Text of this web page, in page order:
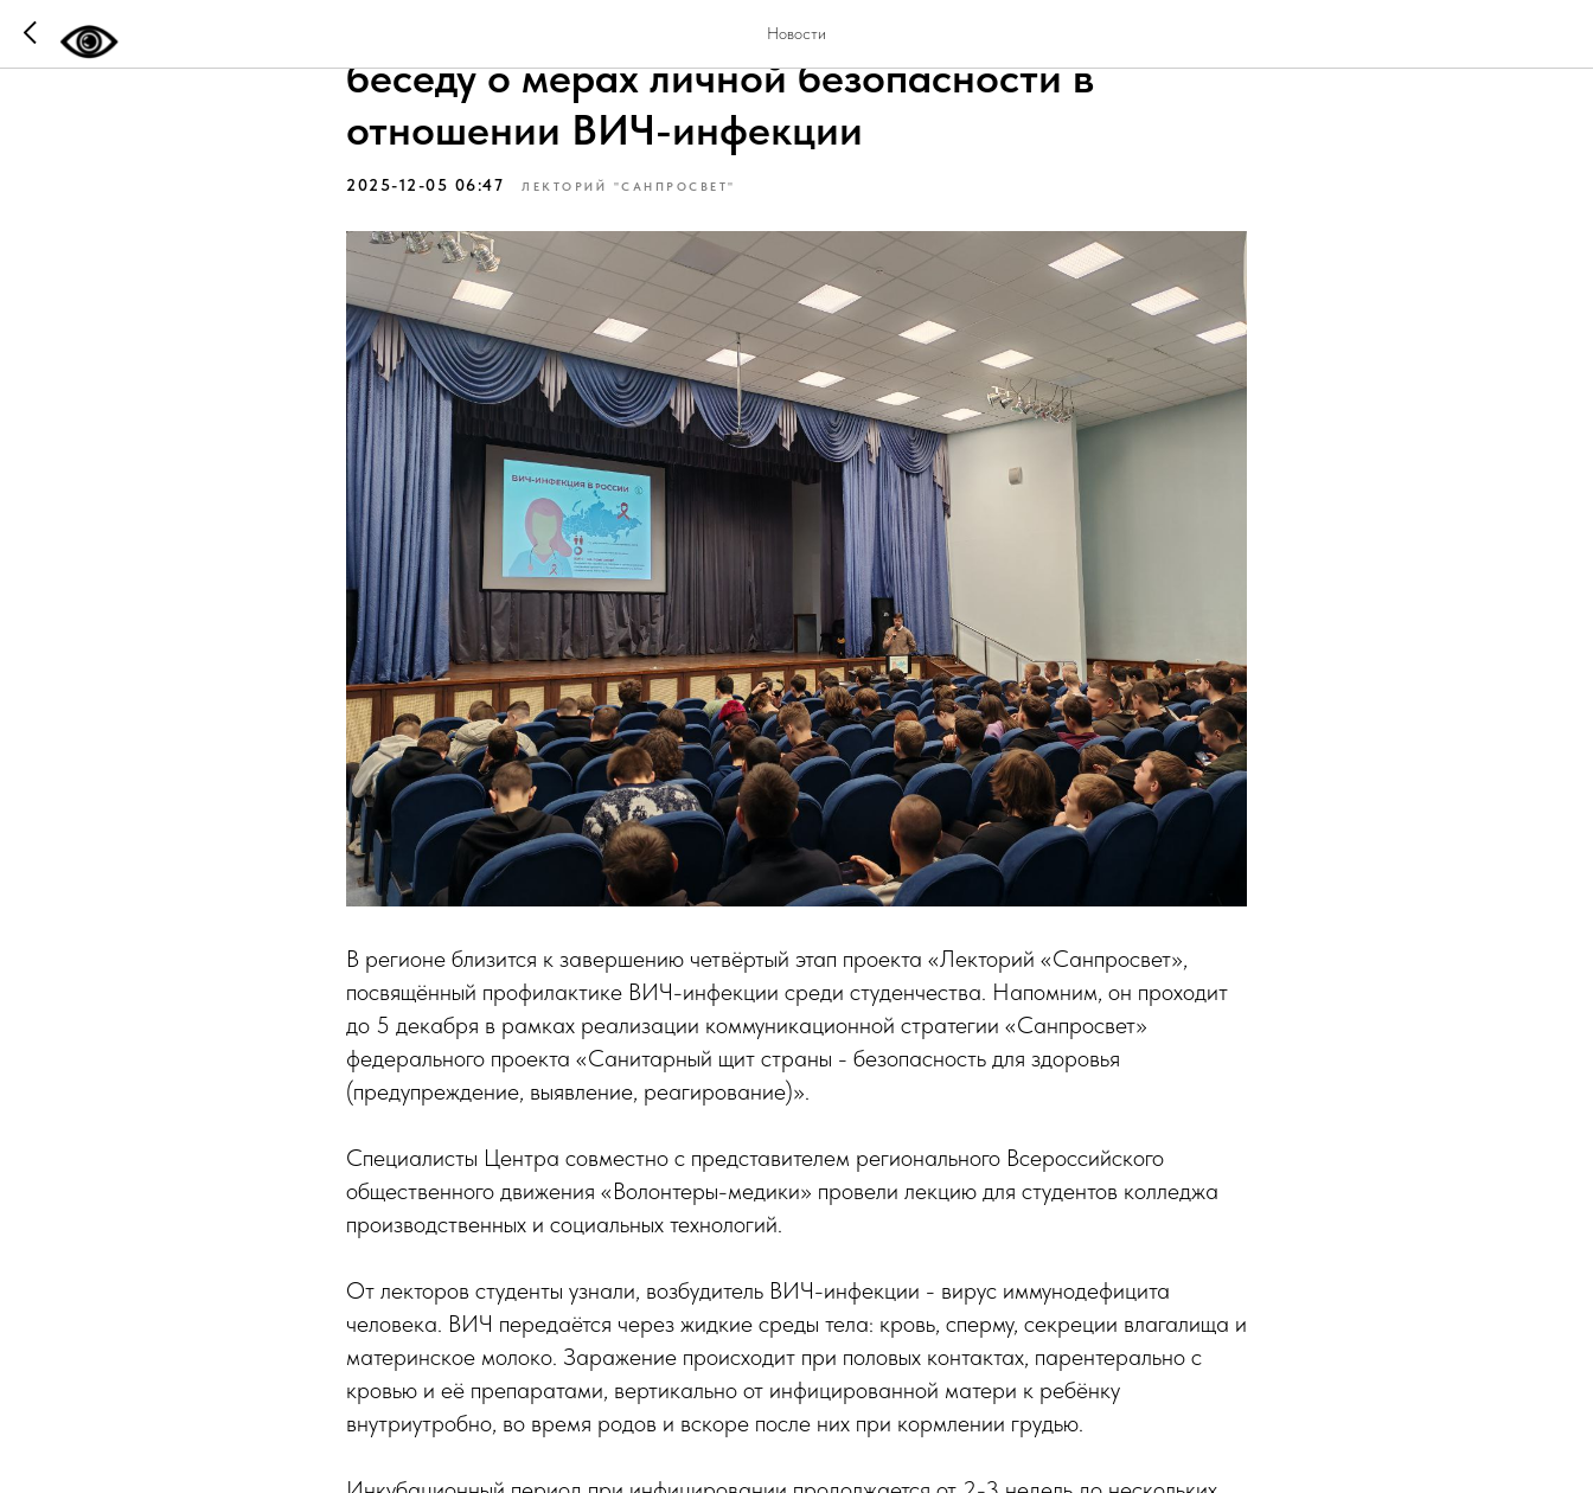
Новости
В Тюмени со студентами колледжа провели
беседу о мерах личной безопасности в
отношении ВИЧ-инфекции
2025-12-05 06:47 ЛЕКТОРИЙ "САНПРОСВЕТ"
В регионе близится к завершению четвёртый этап проекта «Лекторий «Санпросвет»,
посвящённый профилактике ВИЧ-инфекции среди студенчества. Напомним, он проходит
до 5 декабря в рамках реализации коммуникационной стратегии «Санпросвет»
федерального проекта «Санитарный щит страны - безопасность для здоровья
(предупреждение, выявление, реагирование)».
Специалисты Центра совместно с представителем регионального Всероссийского
общественного движения «Волонтеры-медики» провели лекцию для студентов колледжа
производственных и социальных технологий.
От лекторов студенты узнали, возбудитель ВИЧ-инфекции - вирус иммунодефицита
человека. ВИЧ передаётся через жидкие среды тела: кровь, сперму, секреции влагалища и
материнское молоко. Заражение происходит при половых контактах, парентерально с
кровью и её препаратами, вертикально от инфицированной матери к ребёнку
внутриутробно, во время родов и вскоре после них при кормлении грудью.